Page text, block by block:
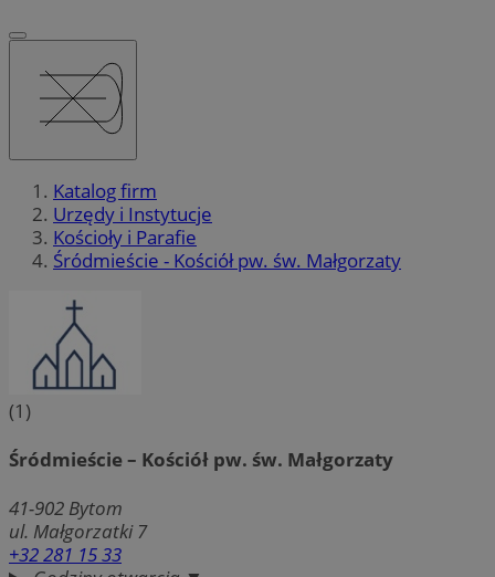
Katalog firm
Urzędy i Instytucje
Kościoły i Parafie
Śródmieście - Kościół pw. św. Małgorzaty
(1)
Śródmieście – Kościół pw. św. Małgorzaty
41-902 Bytom
ul. Małgorzatki 7
+32 281 15 33